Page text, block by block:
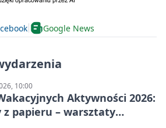
Google News
10:00
Aktywności 2026:
papieru – warsztaty